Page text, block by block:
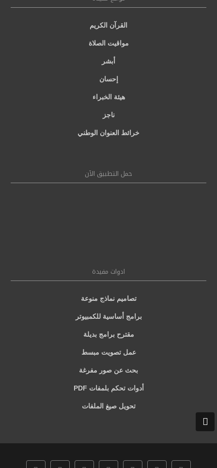
القرآن الكريم
مواقيت الصلاة
أبشر
إحسان
هيئة الخبراء
ناجز
خرائط العنوان الوطني
حمل التطبيق الآن
ادوات مفيدة
تصاميم نماذج منوعة
برامج أساسية للكمبيوتر
مقترح برامج بديلة
عمل تصويت مبسط
بحث عن صور مفرغة
أدوات تحكم بلمفات PDF
تحويل صيغ الملفات